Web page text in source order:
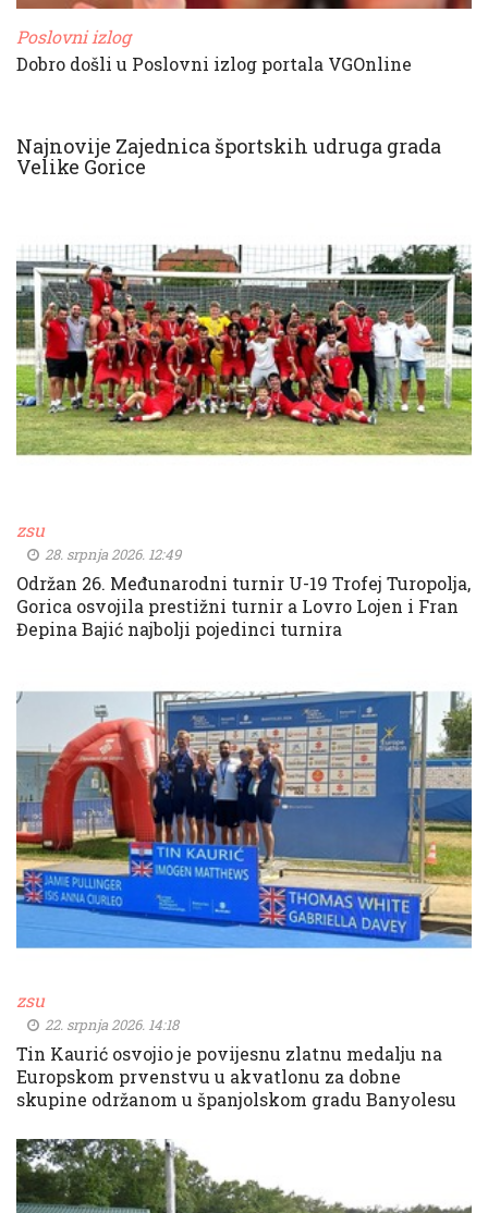
Poslovni izlog
Dobro došli u Poslovni izlog portala VGOnline
Najnovije Zajednica športskih udruga grada
Velike Gorice
zsu
28. srpnja 2026. 12:49
Održan 26. Međunarodni turnir U-19 Trofej Turopolja,
Gorica osvojila prestižni turnir a Lovro Lojen i Fran
Đepina Bajić najbolji pojedinci turnira
zsu
22. srpnja 2026. 14:18
Tin Kaurić osvojio je povijesnu zlatnu medalju na
Europskom prvenstvu u akvatlonu za dobne
skupine održanom u španjolskom gradu Banyolesu